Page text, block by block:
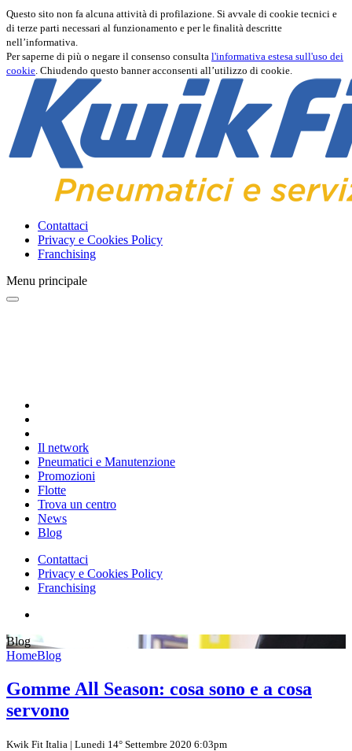
Questo sito non fa alcuna attività di profilazione. Si avvale di cookie tecnici e
di terze parti necessari al funzionamento e per le finalità descritte
nell’informativa.
Per saperne di più o negare il consenso consulta l'informativa estesa sull'uso dei
cookie. Chiudendo questo banner acconsenti all’utilizzo di cookie.
Contattaci
Privacy e Cookies Policy
Franchising
Menu principale
Il network
Pneumatici e Manutenzione
Promozioni
Flotte
Trova un centro
News
Blog
Contattaci
Privacy e Cookies Policy
Franchising
Blog
HomeBlog
Gomme All Season: cosa sono e a cosa
servono
Kwik Fit Italia | Lunedi 14° Settembre 2020 6:03pm